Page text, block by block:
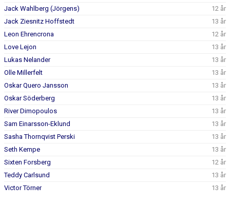
Jack Wahlberg (Jörgens)
12 år
Jack Ziesnitz Hoffstedt
13 år
Leon Ehrencrona
12 år
Love Lejon
13 år
Lukas Nelander
13 år
Olle Millerfelt
13 år
Oskar Quero Jansson
13 år
Oskar Söderberg
13 år
River Dimopoulos
13 år
Sam Einarsson-Eklund
13 år
Sasha Thornqvist Perski
13 år
Seth Kempe
13 år
Sixten Forsberg
12 år
Teddy Carlsund
13 år
Victor Törner
13 år